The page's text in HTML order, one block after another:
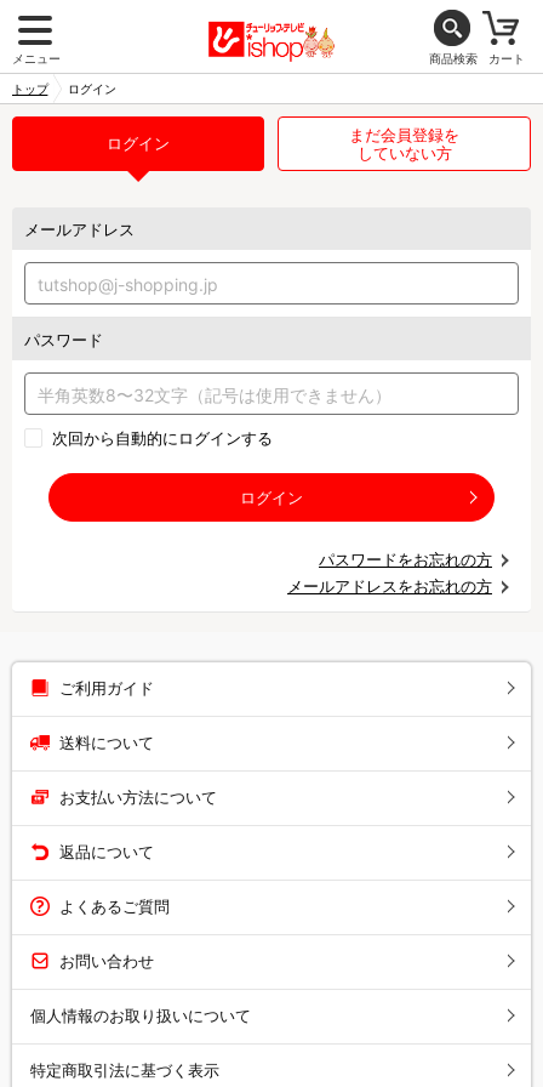
メニュー 商品検索 カート
トップ ログイン
ログイン
まだ会員登録を
していない方
メールアドレス
パスワード
次回から自動的にログインする
ログイン
パスワードをお忘れの方
メールアドレスをお忘れの方
ご利用ガイド
送料について
お支払い方法について
返品について
よくあるご質問
お問い合わせ
個人情報のお取り扱いについて
特定商取引法に基づく表示